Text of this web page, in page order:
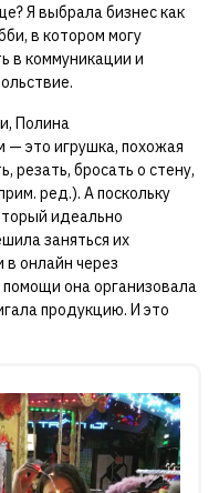
Я выбрала бизнес как
в котором могу
в коммуникации и
Полина
— это игрушка, похожая
резать, бросать о стену,
ред.). А поскольку
идеально
заняться их
онлайн через
она организовала
продукцию. И это